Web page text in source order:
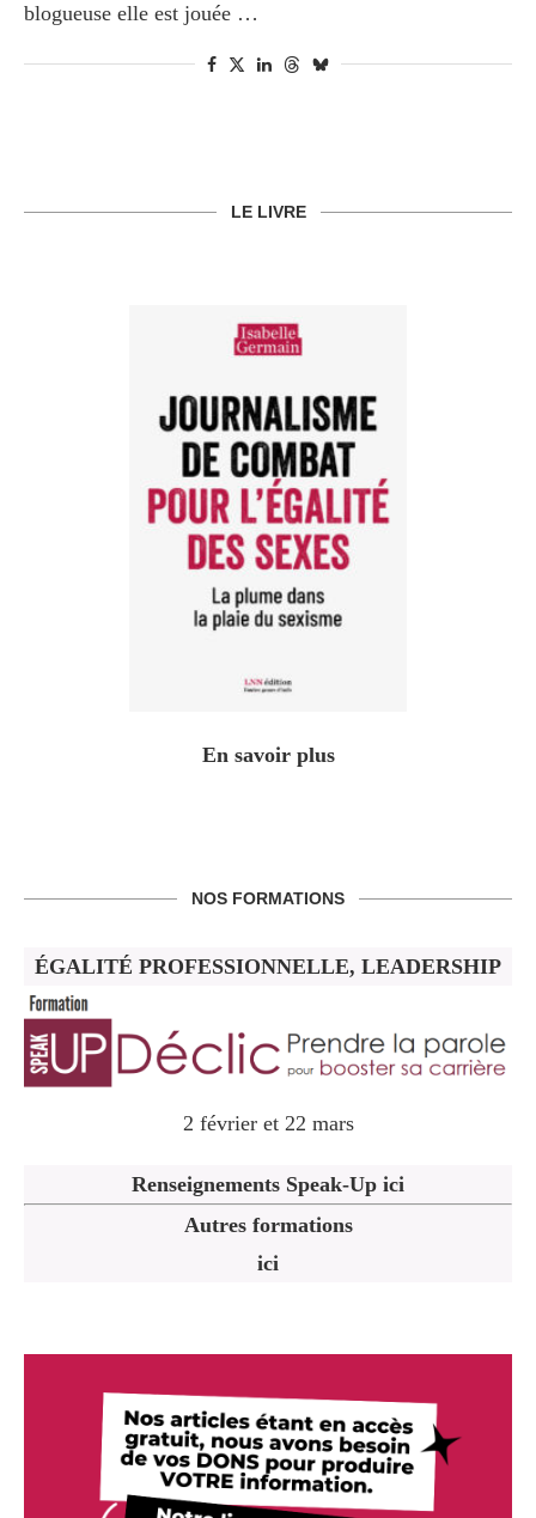
blogueuse elle est jouée …
LE LIVRE
En savoir plus
NOS FORMATIONS
ÉGALITÉ PROFESSIONNELLE, LEADERSHIP
2 février et 22 mars
Renseignements Speak-Up ici
Autres formations
ici